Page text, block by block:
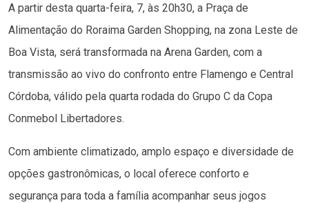
A partir desta quarta-feira, 7, às 20h30, a Praça de
Alimentação do Roraima Garden Shopping, na zona Leste de
Boa Vista, será transformada na Arena Garden, com a
transmissão ao vivo do confronto entre Flamengo e Central
Córdoba, válido pela quarta rodada do Grupo C da Copa
Conmebol Libertadores.
Com ambiente climatizado, amplo espaço e diversidade de
opções gastronômicas, o local oferece conforto e
segurança para toda a família acompanhar seus jogos